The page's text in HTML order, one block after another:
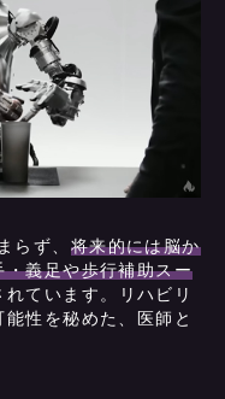
らず、 将来的には脳か
義足や歩行補助スー
れています。リハビリ
性を秘めた、医師と